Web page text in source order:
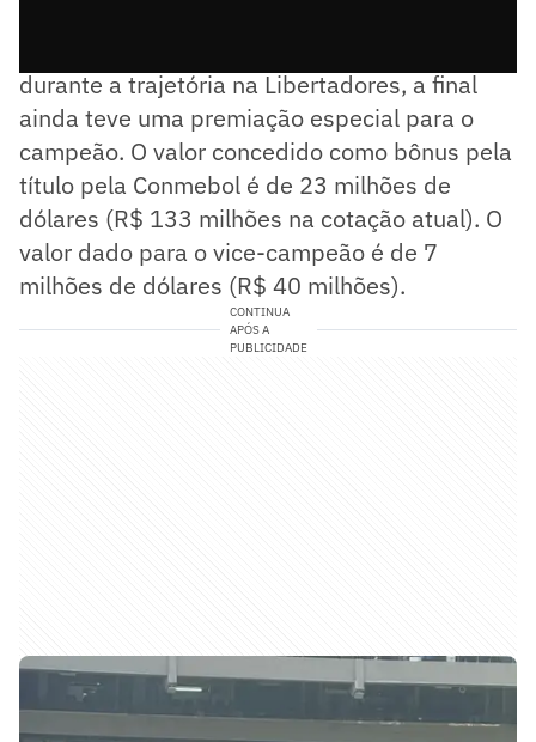
durante a trajetória na Libertadores, a final
ainda teve uma premiação especial para o
campeão. O valor concedido como bônus pela
título pela Conmebol é de 23 milhões de
dólares (R$ 133 milhões na cotação atual). O
valor dado para o vice-campeão é de 7
milhões de dólares (R$ 40 milhões).
CONTINUA
APÓS A
PUBLICIDADE